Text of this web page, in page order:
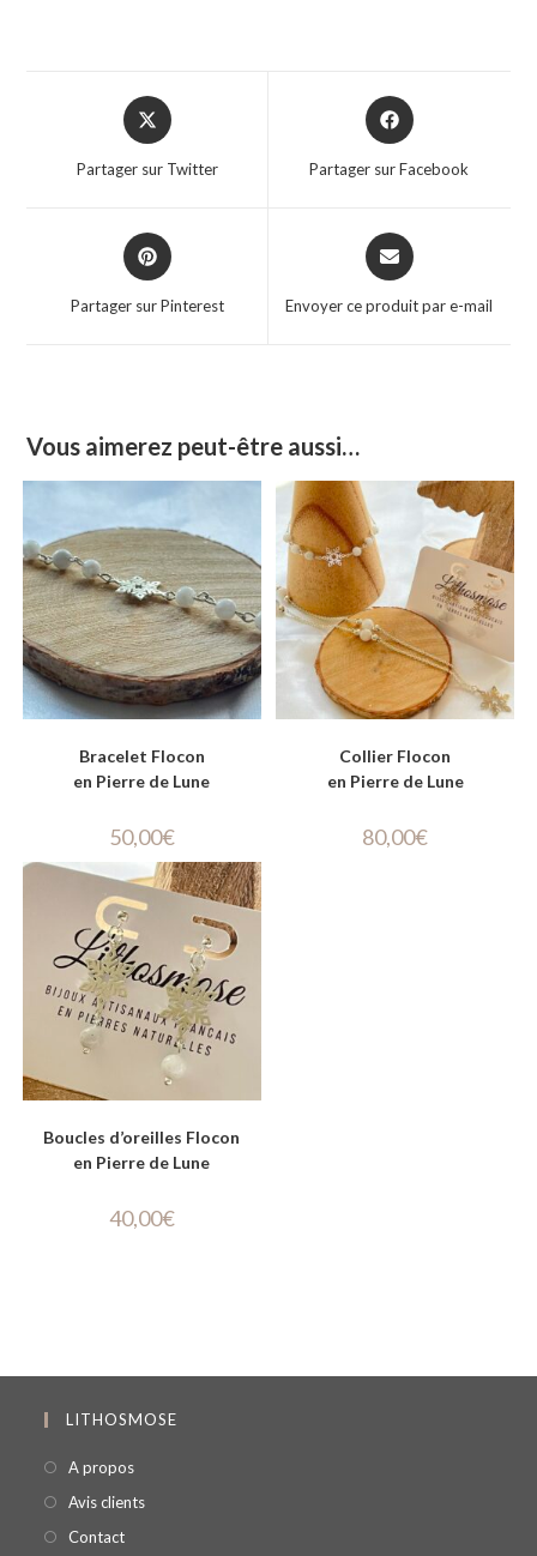
Partager sur Twitter Partager sur Facebook
Partager sur Pinterest Envoyer ce produit par e-mail
Vous aimerez peut-être aussi…
Bracelet Flocon
en Pierre de Lune
50,00€
Collier Flocon
en Pierre de Lune
80,00€
Boucles d’oreilles Flocon
en Pierre de Lune
40,00€
LITHOSMOSE
A propos
Avis clients
Contact